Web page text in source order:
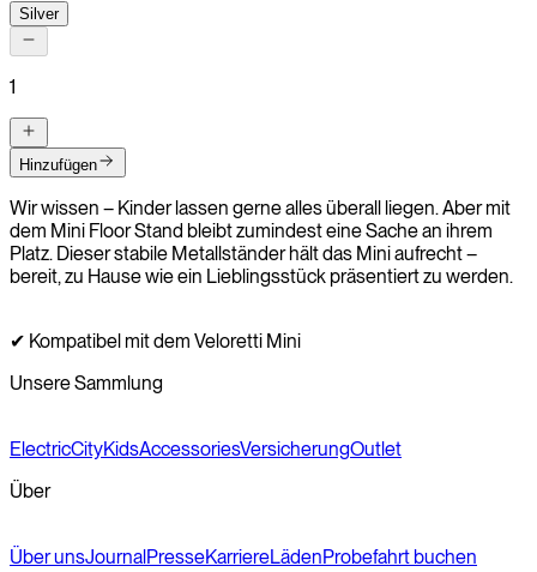
Silver
1
Hinzufügen
Wir wissen – Kinder lassen gerne alles überall liegen. Aber mit
dem Mini Floor Stand bleibt zumindest eine Sache an ihrem
Platz. Dieser stabile Metallständer hält das Mini aufrecht –
bereit, zu Hause wie ein Lieblingsstück präsentiert zu werden.
✔ Kompatibel mit dem Veloretti Mini
Unsere Sammlung
ElectricCityKidsAccessoriesVersicherungOutlet
Über
Über unsJournalPresseKarriereLädenProbefahrt buchen